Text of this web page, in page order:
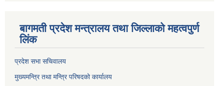
बागमती प्रदेश मन्त्रालय तथा जिल्लाको महत्वपुर्ण
लिंक
प्रदेश सभा सचिवालय
मुख्यमन्त्रि तथा मन्त्रि परिषदको कार्यालय